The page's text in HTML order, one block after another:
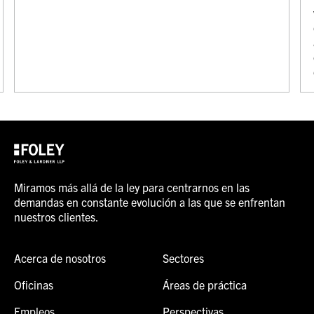
Miramos más allá de la ley para centrarnos en las
demandas en constante evolución a las que se enfrentan
nuestros clientes.
Acerca de nosotros
Oficinas
Empleos
Sectores
Áreas de práctica
Perspectivas